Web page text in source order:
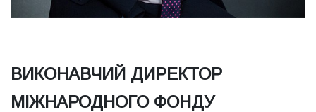
ВИКОНАВЧИЙ ДИРЕКТОР
МІЖНАРОДНОГО ФОНДУ